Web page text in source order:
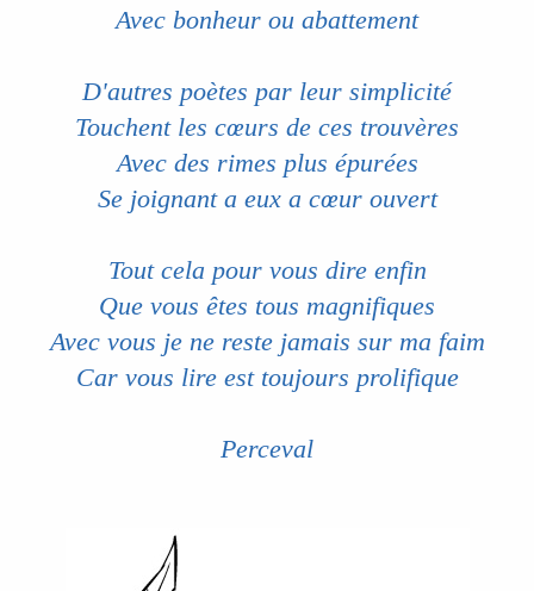
Avec bonheur ou abattement
D'autres poètes par leur simplicité
Touchent les cœurs de ces trouvères
Avec des rimes plus épurées
Se joignant a eux a cœur ouvert
Tout cela pour vous dire enfin
Que vous êtes tous magnifiques
Avec vous je ne reste jamais sur ma faim
Car vous lire est toujours prolifique
Perceval